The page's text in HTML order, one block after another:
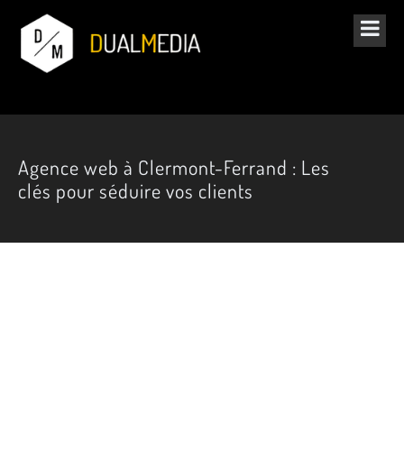
Agence web à Clermont-Ferrand : Les
clés pour séduire vos clients